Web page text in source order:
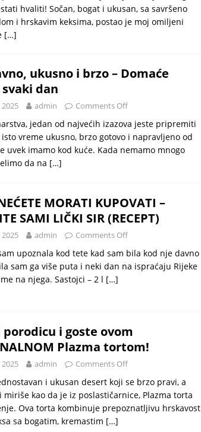
hvaliti! Sočan, bogat i ukusan, sa savršeno
i hrskavim keksima, postao je moj omiljeni
[…]
ukusno i brzo – Domaće
dan
admin Comments Off
jedan od najvećih izazova jeste pripremiti
vreme ukusno, brzo gotovo i napravljeno od
uvek imamo kod kuće. Kada nemamo mnogo
da na […]
MORATI KUPOVATI –
SAMI LIČKI SIR (RECEPT)
admin Comments Off
upoznala kod tete kad sam bila kod nje davno
sam ga više puta i neki dan na ispraćaju Rijeke
na njega. Sastojci – 2 l […]
i goste ovom
Plazma tortom!
admin Comments Off
i ukusan desert koji se brzo pravi, a
miriše kao da je iz poslastičarnice, Plazma torta
Ova torta kombinuje prepoznatljivu hrskavost
sa bogatim, kremastim […]